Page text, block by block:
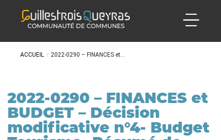
ACCUEIL / 2022-0290 – FINANCES et...
2022-0290 – FINANCES et
BUDGET – Décision
modificative n°4- Budget